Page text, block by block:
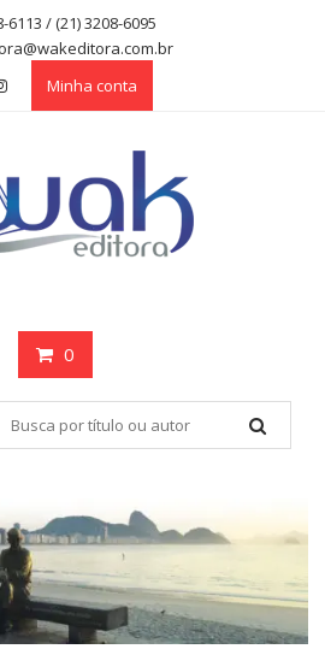
6113 / (21) 3208-6095
Minha conta
0